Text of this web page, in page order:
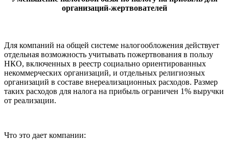
организаций-жертвователей
Для компаний на общей системе налогообложения действует
отдельная возможность учитывать пожертвования в пользу
НКО, включенных в реестр социально ориентированных
некоммерческих организаций, и отдельных религиозных
организаций в составе внереализационных расходов. Размер
таких расходов для налога на прибыль ограничен 1% выручки
от реализации.
Что это дает компании: